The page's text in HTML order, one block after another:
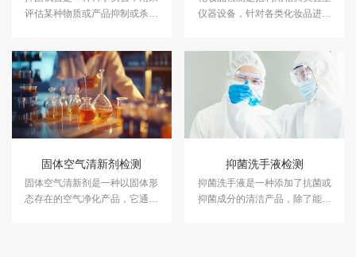
评估某种物质或产品抑制或杀灭
产品抑菌试验服务，具备CMA、
CNAS资质认证.
仪器设备，针对各类化妆品进行
量和使用安全，保障消费者健
康。中科检测开展化妆品检测服
务，具备CMA、CNAS资质认
证。
固体空气清新剂检测
固体空气清新剂是一种以固体形
态存在的空气净化产品，它通常
抑菌洗手液检测
抑菌洗手液是一种添加了抗菌或
抑菌成分的清洁产品，除了能够